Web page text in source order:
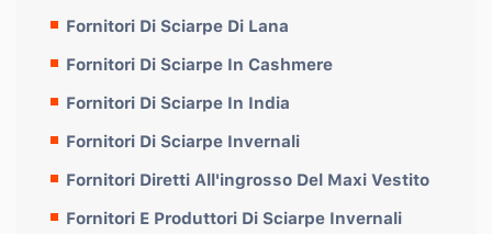
Fornitori Di Sciarpe Di Lana
Fornitori Di Sciarpe In Cashmere
Fornitori Di Sciarpe In India
Fornitori Di Sciarpe Invernali
Fornitori Diretti All'ingrosso Del Maxi Vestito
Fornitori E Produttori Di Sciarpe Invernali